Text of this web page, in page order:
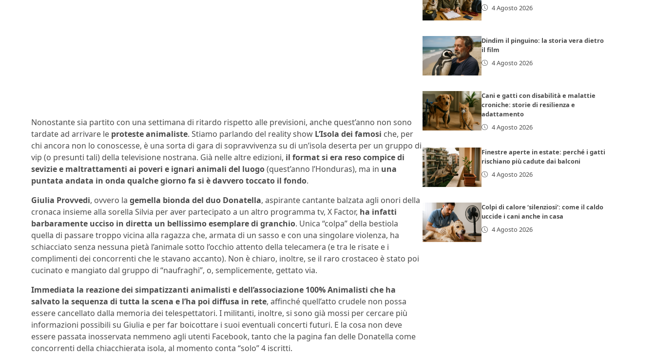
Nonostante sia partito con una settimana di ritardo rispetto alle previsioni, anche quest’anno non sono
tardate ad arrivare le proteste animaliste. Stiamo parlando del reality show L’Isola dei famosi che, per
chi ancora non lo conoscesse, è una sorta di gara di sopravvivenza su di un’isola deserta per un gruppo di
vip (o presunti tali) della televisione nostrana. Già nelle altre edizioni, il format si era reso compice di
sevizie e maltrattamenti ai poveri e ignari animali del luogo(quest’anno l’Honduras), ma in una
puntata andata in onda qualche giorno fa si è davvero toccato il fondo.
Giulia Provvedi, ovvero la gemella bionda del duo Donatella, aspirante cantante balzata agli onori della
cronaca insieme alla sorella Silvia per aver partecipato a un altro programma tv, X Factor, ha infatti
barbaramente ucciso in diretta un bellissimo esemplare di granchio. Unica “colpa” della bestiola
quella di passare troppo vicina alla ragazza che, armata di un sasso e con una singolare violenza, ha
schiacciato senza nessuna pietà l’animale sotto l’occhio attento della telecamera (e tra le risate e i
complimenti dei concorrenti che le stavano accanto). Non è chiaro, inoltre, se il raro crostaceo è stato poi
cucinato e mangiato dal gruppo di “naufraghi”, o, semplicemente, gettato via.
Immediata la reazione dei simpatizzanti animalisti e dell’associazione 100% Animalisti che ha
salvato la sequenza di tutta la scena e l’ha poi diffusa in rete, affinché quell’atto crudele non possa
essere cancellato dalla memoria dei telespettatori. I militanti, inoltre, si sono già mossi per cercare più
informazioni possibili su Giulia e per far boicottare i suoi eventuali concerti futuri. E la cosa non deve
essere passata inosservata nemmeno agli utenti Facebook, tanto che la pagina fan delle Donatella come
concorrenti della chiacchierata isola, al momento conta “solo” 4 iscritti.
4 Agosto 2026
Dindim il pinguino: la storia vera dietro
il film
4 Agosto 2026
Cani e gatti con disabilità e malattie
croniche: storie di resilienza e
adattamento
4 Agosto 2026
Finestre aperte in estate: perché i gatti
rischiano più cadute dai balconi
4 Agosto 2026
Colpi di calore ‘silenziosi’: come il caldo
uccide i cani anche in casa
4 Agosto 2026